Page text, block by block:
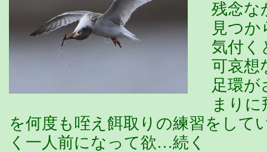
残念な
見つ
気付く
可哀想
足環が
まり
を何度も咥え餌取りの練習をし
く一人前になって欲…続く